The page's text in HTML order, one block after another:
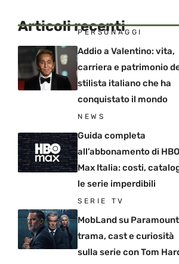
Articoli recenti
PERSONAGGI
Addio a Valentino: vita,
carriera e patrimonio
stilista italiano che ha
conquistato il mondo
NEWS
Guida completa
all’abbonamento di HBO
Max Italia: costi,
le serie imperdibili
SERIE TV
MobLand su
trama, cast e curiosità
sulla serie con Tom